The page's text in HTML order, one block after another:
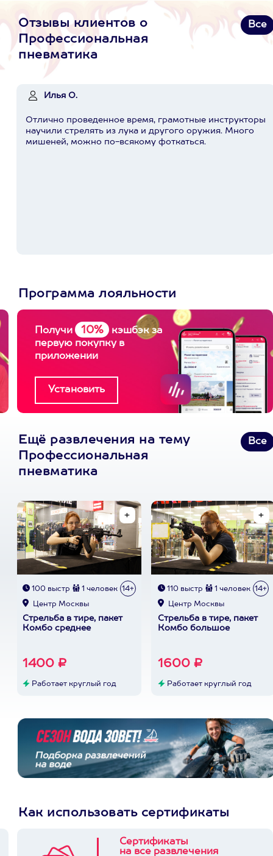
Отзывы клиентов о
Профессиональная
пневматика
Все
Илья О.
Отлично проведенное время, грамотные инструкторы
научили стрелять из лука и другого оружия. Много
мишеней, можно по-всякому фоткаться.
Программа лояльности
Получи 10%
кэшбэк за
первую покупку в
приложении
Ещё развлечения на тему
Профессиональная
пневматика
Все
100 выстр 1 человек 14+
Центр Москвы
Стрельба в тире, пакет
Комбо среднее
1400 ₽
Работает круглый год
110 выстр 1 человек 14+
Центр Москвы
Стрельба в тире, пакет
Комбо большое
1600 ₽
Работает круглый год
Как использовать сертификаты
Сертификаты
на все развлечения